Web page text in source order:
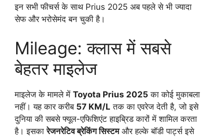
इन सभी फीचर्स के साथ Prius 2025 अब पहले से भी ज्यादा
सेफ और भरोसेमंद बन चुकी है।
Mileage: क्लास में सबसे
बेहतर माइलेज
माइलेज के मामले में Toyota Prius 2025 का कोई मुकाबला
नहीं। यह कार करीब 57 KM/L तक का एवरेज देती है, जो इसे
दुनिया की सबसे फ्यूल-एफिशिएंट हाइब्रिड कारों में शामिल करता
है। इसकारेजनरेटिव ब्रेकिंग सिस्टमऔर हल्के बॉडी पार्ट्स इसे